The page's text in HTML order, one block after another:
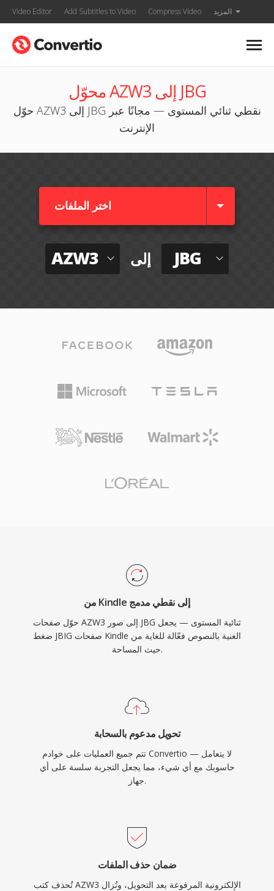
Video Editor Add Subtitles to Video Compress Video المزيد
محوّل AZW3 إلى JBG
حوّل AZW3 إلى JBG نقطي ثنائي المستوى — مجانًا عبر
الإنترنت
اختر الملفات
AZW3 إلى JBG
من Kindle إلى نقطي مدمج
حوّل صفحات AZW3 إلى صور JBG ثنائية المستوى — يجعل
ضغط JBIG صفحات Kindle الغنية بالنصوص فعّالة للغاية من
حيث المساحة.
تحويل مدعوم بالسحابة
تتم جميع العمليات على خوادم Convertio — لا يتعامل
حاسوبك مع أي شيء، مما يجعل التجربة سلسة على أي
جهاز.
ضمان حذف الملفات
تُحذف كتب AZW3 الإلكترونية المرفوعة بعد التحويل، وتُزال